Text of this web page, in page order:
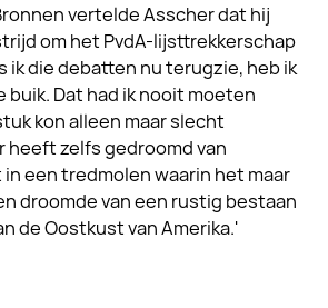
vertelde Asscher dat hij
om het PvdA-lijsttrekkerschap
ik die debatten nu terugzie, heb ik
buik. Dat had ik nooit moeten
kon alleen maar slecht
heeft zelfs gedroomd van
een tredmolen waarin het maar
droomde van een rustig bestaan
de Oostkust van Amerika.'